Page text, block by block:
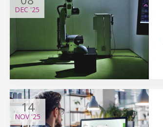
DEC '25
14
NOV'25